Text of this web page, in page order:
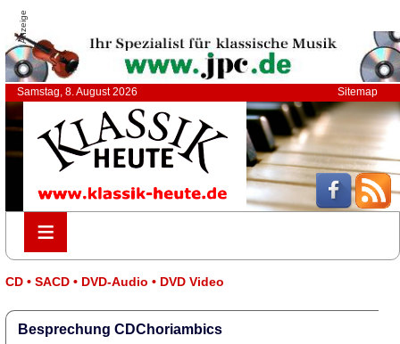
Anzeige
Samstag, 8. August 2026 Sitemap
≡
≡
CD • SACD • DVD-Audio • DVD Video
Besprechung CDChoriambics